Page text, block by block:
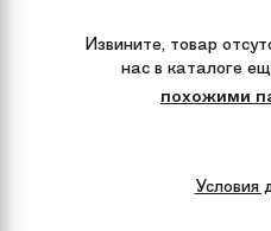
Извините, товар
нас в каталоге
похожими
Условия